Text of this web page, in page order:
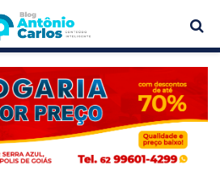
PUBLICIDADE